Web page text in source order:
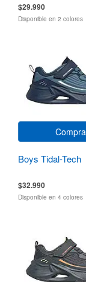
$29.990
Disponible en 2 colores
Boys Tidal-Tech
$32.990
Disponible en 4 colores